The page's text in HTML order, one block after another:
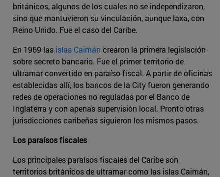
británicos, algunos de los cuales no se independizaron,
sino que mantuvieron su vinculación, aunque laxa, con
Reino Unido. Fue el caso del Caribe.
En 1969 las islas Caimán crearon la primera legislación
sobre secreto bancario. Fue el primer territorio de
ultramar convertido en paraíso fiscal. A partir de oficinas
establecidas allí, los bancos de la City fueron generando
redes de operaciones no reguladas por el Banco de
Inglaterra y con apenas supervisión local. Pronto otras
jurisdicciones caribeñas siguieron los mismos pasos.
Los paraísos fiscales
Los principales paraísos fiscales del Caribe son
territorios británicos de ultramar como las islas Caimán,